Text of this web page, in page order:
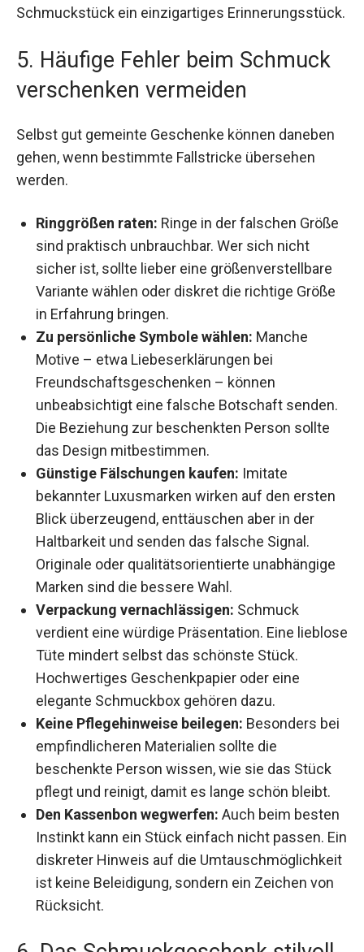
Schmuckstück ein einzigartiges Erinnerungsstück.
5. Häufige Fehler beim Schmuck
verschenken vermeiden
Selbst gut gemeinte Geschenke können daneben
gehen, wenn bestimmte Fallstricke übersehen
werden.
Ringgrößen raten: Ringe in der falschen Größe
sind praktisch unbrauchbar. Wer sich nicht
sicher ist, sollte lieber eine größenverstellbare
Variante wählen oder diskret die richtige Größe
in Erfahrung bringen.
Zu persönliche Symbole wählen: Manche
Motive – etwa Liebeserklärungen bei
Freundschaftsgeschenken – können
unbeabsichtigt eine falsche Botschaft senden.
Die Beziehung zur beschenkten Person sollte
das Design mitbestimmen.
Günstige Fälschungen kaufen: Imitate
bekannter Luxusmarken wirken auf den ersten
Blick überzeugend, enttäuschen aber in der
Haltbarkeit und senden das falsche Signal.
Originale oder qualitätsorientierte unabhängige
Marken sind die bessere Wahl.
Verpackung vernachlässigen: Schmuck
verdient eine würdige Präsentation. Eine lieblose
Tüte mindert selbst das schönste Stück.
Hochwertiges Geschenkpapier oder eine
elegante Schmuckbox gehören dazu.
Keine Pflegehinweise beilegen: Besonders bei
empfindlicheren Materialien sollte die
beschenkte Person wissen, wie sie das Stück
pflegt und reinigt, damit es lange schön bleibt.
Den Kassenbon wegwerfen: Auch beim besten
Instinkt kann ein Stück einfach nicht passen. Ein
diskreter Hinweis auf die Umtauschmöglichkeit
ist keine Beleidigung, sondern ein Zeichen von
Rücksicht.